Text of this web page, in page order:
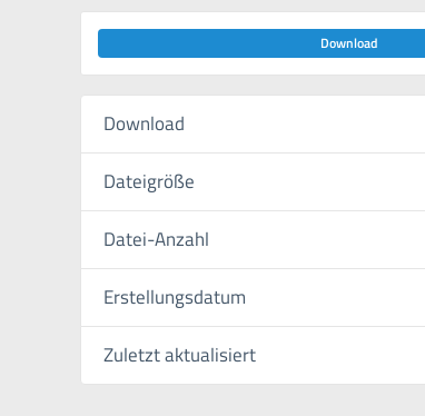
Download
Download
Dateigröße
Datei-Anzahl
Erstellungsdatum
Zuletzt aktualisiert